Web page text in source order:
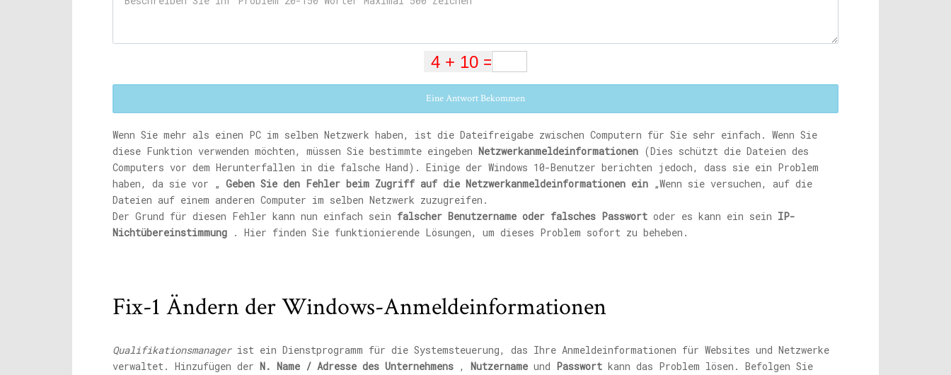
Eine Antwort Bekommen
Wenn Sie mehr als einen PC im selben Netzwerk haben, ist die Dateifreigabe zwischen Computern für Sie sehr einfach. Wenn Sie
diese Funktion verwenden möchten, müssen Sie bestimmte eingeben Netzwerkanmeldeinformationen (Dies schützt die Dateien des
Computers vor dem Herunterfallen in die falsche Hand). Einige der Windows 10-Benutzer berichten jedoch, dass sie ein Problem
haben, da sie vor „ Geben Sie den Fehler beim Zugriff auf die Netzwerkanmeldeinformationen ein „Wenn sie versuchen, auf die
Dateien auf einem anderen Computer im selben Netzwerk zuzugreifen.
Der Grund für diesen Fehler kann nun einfach sein falscher Benutzername oder falsches Passwort oder es kann ein sein IP-
Nichtübereinstimmung . Hier finden Sie funktionierende Lösungen, um dieses Problem sofort zu beheben.
Fix-1 Ändern der Windows-Anmeldeinformationen
Qualifikationsmanagerist ein Dienstprogramm für die Systemsteuerung, das Ihre Anmeldeinformationen für Websites und Netzwerke
verwaltet. Hinzufügen der N. Name / Adresse des Unternehmens , Nutzername und Passwort kann das Problem lösen. Befolgen Sie